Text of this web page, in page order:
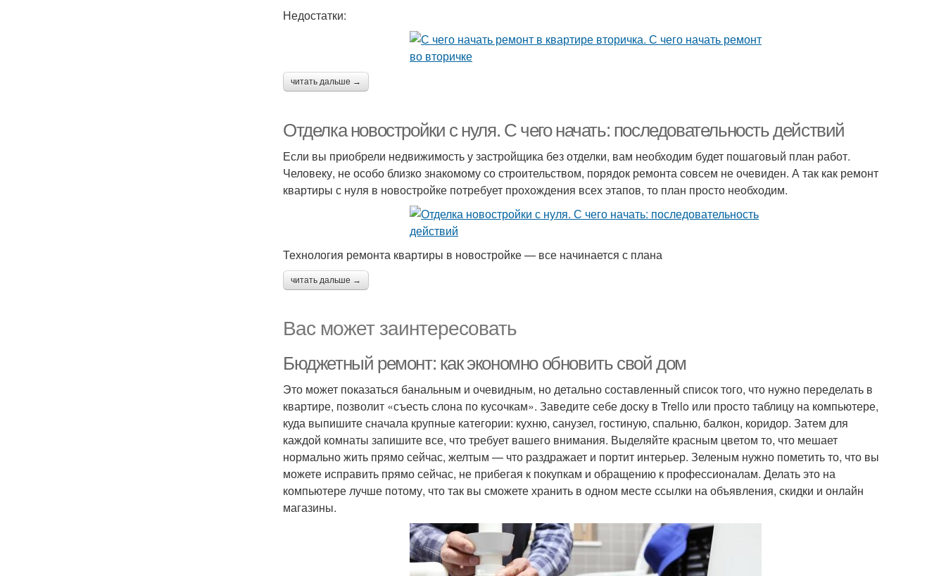
Недостатки:
читать дальше →
Отделка новостройки с нуля. С чего начать: последовательность действий
Если вы приобрели недвижимость у застройщика без отделки, вам необходим будет пошаговый план работ.
Человеку, не особо близко знакомому со строительством, порядок ремонта совсем не очевиден. А так как ремонт
квартиры с нуля в новостройке потребует прохождения всех этапов, то план просто необходим.
Технология ремонта квартиры в новостройке — все начинается с плана
читать дальше →
Вас может заинтересовать
Бюджетный ремонт: как экономно обновить свой дом
Это может показаться банальным и очевидным, но детально составленный список того, что нужно переделать в
квартире, позволит «съесть слона по кусочкам». Заведите себе доску в Trello или просто таблицу на компьютере,
куда выпишите сначала крупные категории: кухню, санузел, гостиную, спальню, балкон, коридор. Затем для
каждой комнаты запишите все, что требует вашего внимания. Выделяйте красным цветом то, что мешает
нормально жить прямо сейчас, желтым — что раздражает и портит интерьер. Зеленым нужно пометить то, что вы
можете исправить прямо сейчас, не прибегая к покупкам и обращению к профессионалам. Делать это на
компьютере лучше потому, что так вы сможете хранить в одном месте ссылки на объявления, скидки и онлайн
магазины.